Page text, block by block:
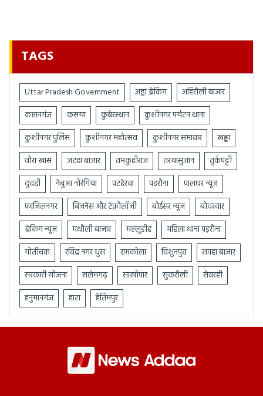
TAGS
Uttar Pradesh Government अड्डा ब्रेकिंग
अहिरौली बाजार
कप्तानगंज
कसया कुबेरस्थान
कुशीनगर पर्यटन थाना
कुशीनगर पुलिस
कुशीनगर महोत्सव कुशीनगर समाचार
खड्डा
चौरा खास
जटहा बाजार तमकुहीराज तरयासुजान
तुर्कपट्टी
दुदही
नेबुआ नोरंगिया पटहेरवा पड़रौना
पालघर न्यूज़
फाजिलनगर
बिज़नेस और टेक्नोलॉजी बोईसर न्यूज़
बोदरवार
ब्रेकिंग न्यूज़
मथौली बाजार मल्लूडीह
महिला थाना पड़रौना
मोतीचक
रविंद्र नगर धुस रामकोला विशुनपुरा
सपहा बाजार
सरकारी योजना
सलेमगढ़ साखोपार सुकरौली
सेवरही
हनुमानगंज
हाटा हेतिमपुर